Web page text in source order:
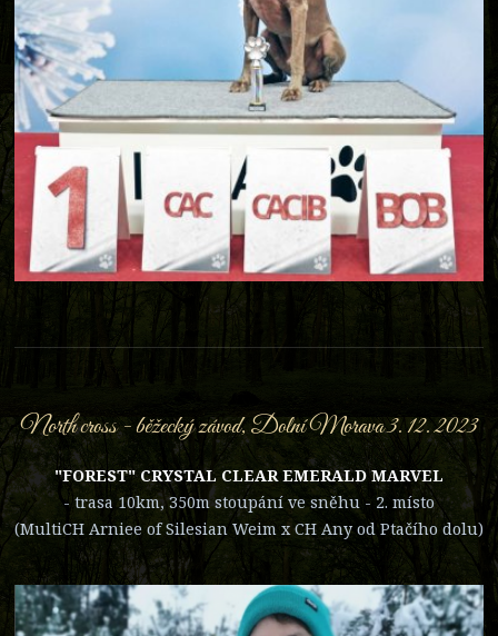
North cross - běžecký závod, Dolní Morava 3. 12. 2023
"FOREST" CRYSTAL CLEAR EMERALD MARVEL
- trasa 10km, 350m stoupání ve sněhu - 2. místo
(MultiCH Arniee of Silesian Weim x CH Any od Ptačího dolu)